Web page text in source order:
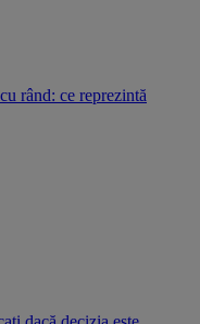
rând: ce reprezintă